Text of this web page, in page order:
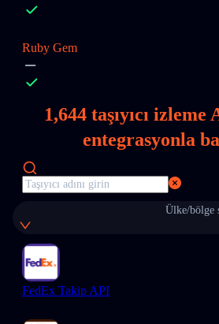
Ruby Gem
1,644taşıyıcı izleme
entegrasyonla
Ülke/bölge
FedEx Takip API